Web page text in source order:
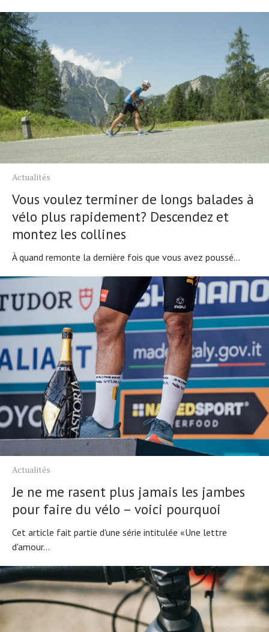
Actualités
Vous voulez terminer de longs balades à
vélo plus rapidement? Descendez et
montez les collines
À quand remonte la dernière fois que vous avez poussé...
Actualités
Je ne me rasent plus jamais les jambes
pour faire du vélo – voici pourquoi
Cet article fait partie d'une série intitulée «Une lettre
d'amour...